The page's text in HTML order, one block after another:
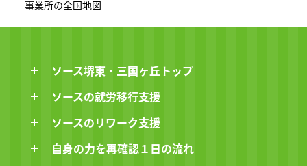
ソース堺東・三国ヶ丘トップ
ソースの就労移行支援
ソースのリワーク支援
自身の力を再確認１日の流れ